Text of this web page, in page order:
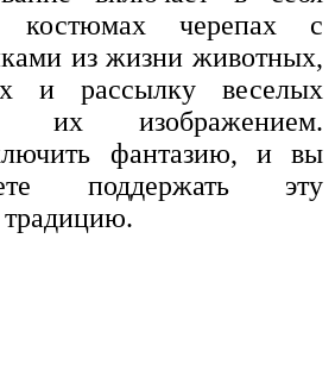
костюмах черепах с
из жизни животных,
и рассылку веселых
их изображением.
фантазию, и вы
поддержать эту
традицию.